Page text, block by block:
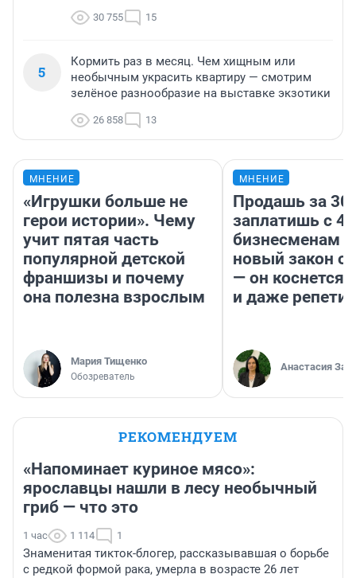
30 755 15
5
Кормить раз в месяц. Чем хищным или
необычным украсить квартиру — смотрим
зелёное разнообразие на выставке экзотики
26 858 13
МНЕНИЕ
«Игрушки больше не
герои истории». Чему
учит пятая часть
популярной детской
франшизы и почему
она полезна взрослым
Мария Тищенко
Обозреватель
МНЕНИЕ
Продашь за
заплатишь с
бизнесменам
новый закон о
— он коснется
и даже
Анастасия
РЕКОМЕНДУЕМ
«Напоминает куриное мясо»:
ярославцы нашли в лесу необычный
гриб — что это
1 час 1 114 1
Знаменитая тикток-блогер, рассказывавшая о борьбе
с редкой формой рака, умерла в возрасте 26 лет